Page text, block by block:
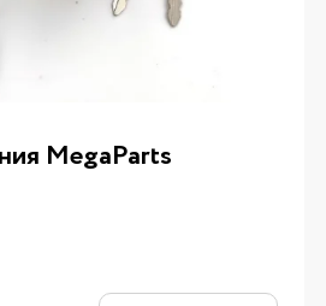
MegaParts